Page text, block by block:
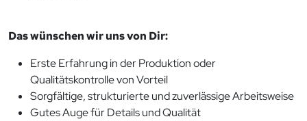
Das wünschen wir uns von Dir:
Erste Erfahrung in der Produktion oder
Qualitätskontrolle von Vorteil
Sorgfältige, strukturierte und zuverlässige Arbeitsweise
Gutes Auge für Details und Qualität